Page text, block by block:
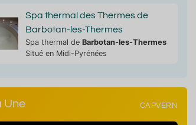
Spa thermal des Thermes de
Barbotan-les-Thermes
Spa thermal de Barbotan-les-Thermes
Situé en Midi-Pyrénées
Une CAPVERN